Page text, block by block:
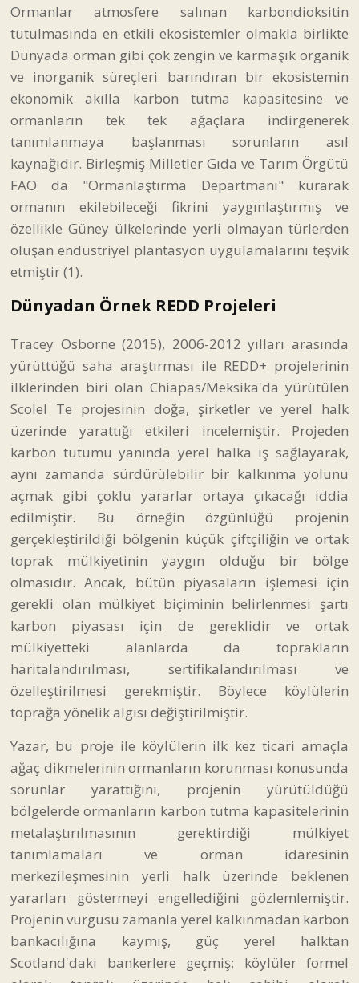
Ormanlar atmosfere salınan karbondioksitin
tutulmasında en etkili ekosistemler olmakla birlikte
Dünyada orman gibi çok zengin ve karmaşık organik
ve inorganik süreçleri barındıran bir ekosistemin
ekonomik akılla karbon tutma kapasitesine ve
ormanların tek tek ağaçlara indirgenerek
tanımlanmaya başlanması sorunların asıl
kaynağıdır. Birleşmiş Milletler Gıda ve Tarım Örgütü
FAO da "Ormanlaştırma Departmanı" kurarak
ormanın ekilebileceği fikrini yaygınlaştırmış ve
özellikle Güney ülkelerinde yerli olmayan türlerden
oluşan endüstriyel plantasyon uygulamalarını teşvik
etmiştir (1).
Dünyadan Örnek REDD Projeleri
Tracey Osborne (2015), 2006-2012 yılları arasında
yürüttüğü saha araştırması ile REDD+ projelerinin
ilklerinden biri olan Chiapas/Meksika'da yürütülen
Scolel Te projesinin doğa, şirketler ve yerel halk
üzerinde yarattığı etkileri incelemiştir. Projeden
karbon tutumu yanında yerel halka iş sağlayarak,
aynı zamanda sürdürülebilir bir kalkınma yolunu
açmak gibi çoklu yararlar ortaya çıkacağı iddia
edilmiştir. Bu örneğin özgünlüğü projenin
gerçekleştirildiği bölgenin küçük çiftçiliğin ve ortak
toprak mülkiyetinin yaygın olduğu bir bölge
olmasıdır. Ancak, bütün piyasaların işlemesi için
gerekli olan mülkiyet biçiminin belirlenmesi şartı
karbon piyasası için de gereklidir ve ortak
mülkiyetteki alanlarda da toprakların
haritalandırılması, sertifikalandırılması ve
özelleştirilmesi gerekmiştir. Böylece köylülerin
toprağa yönelik algısı değiştirilmiştir.
Yazar, bu proje ile köylülerin ilk kez ticari amaçla
ağaç dikmelerinin ormanların korunması konusunda
sorunlar yarattığını, projenin yürütüldüğü
bölgelerde ormanların karbon tutma kapasitelerinin
metalaştırılmasının gerektirdiği mülkiyet
tanımlamaları ve orman idaresinin
merkezileşmesinin yerli halk üzerinde beklenen
yararları göstermeyi engellediğini gözlemlemiştir.
Projenin vurgusu zamanla yerel kalkınmadan karbon
bankacılığına kaymış, güç yerel halktan
Scotland'daki bankerlere geçmiş; köylüler formel